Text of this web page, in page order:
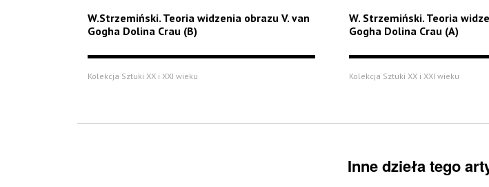
W.Strzemiński. Teoria widzenia obrazu V. van
Gogha Dolina Crau (B)
Kolekcja Sztuki XX i XXI wieku
W. Strzemiński. Teoria
Gogha Dolina Crau (A)
Kolekcja Sztuki XX i XXI wieku
Inne dzieła tego